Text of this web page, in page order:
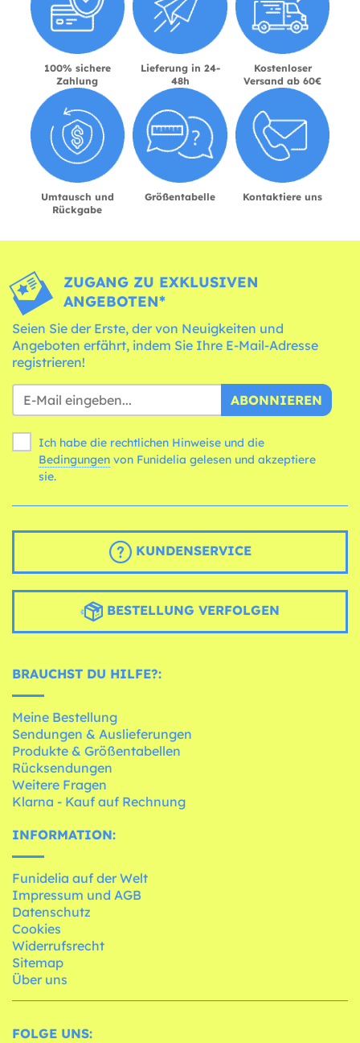
100% sichere
Zahlung
Lieferung in 24-
48h
Kostenloser
Versand ab 60€
Umtausch und
Rückgabe
Größentabelle Kontaktiere uns
ZUGANG ZU EXKLUSIVEN
ANGEBOTEN*
Seien Sie der Erste, der von Neuigkeiten und
Angeboten erfährt, indem Sie Ihre E-Mail-Adresse
registrieren!
ABONNIEREN
Ich habe die rechtlichen Hinweise und die
Bedingungen
sie.
KUNDENSERVICE
BESTELLUNG VERFOLGEN
BRAUCHST DU HILFE?:
Meine Bestellung
Sendungen & Auslieferungen
Produkte & Größentabellen
Rücksendungen
Weitere Fragen
Klarna - Kauf auf Rechnung
INFORMATION:
Funidelia auf der Welt
Impressum und AGB
Datenschutz
Cookies
Widerrufsrecht
Sitemap
Über uns
FOLGE UNS: